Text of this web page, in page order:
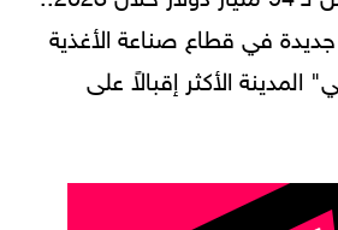
في قطاع صناعة الأغذية
الأكثر إقبالاً على